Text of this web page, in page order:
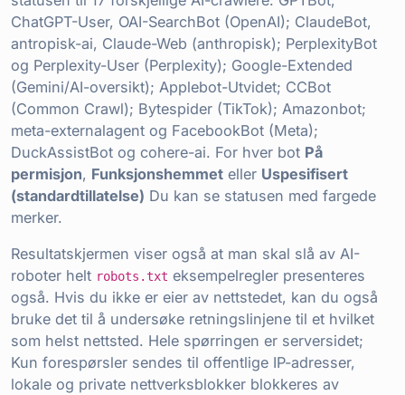
ChatGPT-User, OAI-SearchBot (OpenAI); ClaudeBot,
antropisk-ai, Claude-Web (anthropisk); PerplexityBot
og Perplexity-User (Perplexity); Google-Extended
(Gemini/AI-oversikt); Applebot-Utvidet; CCBot
(Common Crawl); Bytespider (TikTok); Amazonbot;
meta-externalagent og FacebookBot (Meta);
DuckAssistBot og cohere-ai. For hver bot På
permisjon, Funksjonshemmet eller Uspesifisert
(standardtillatelse) Du kan se statusen med fargede
merker.
Resultatskjermen viser også at man skal slå av AI-
roboter helt robots.txt eksempelregler presenteres
også. Hvis du ikke er eier av nettstedet, kan du også
bruke det til å undersøke retningslinjene til et hvilket
som helst nettsted. Hele spørringen er serversidet;
Kun forespørsler sendes til offentlige IP-adresser,
lokale og private nettverksblokker blokkeres av